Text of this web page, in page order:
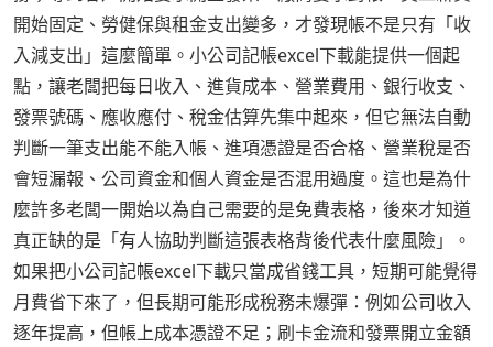
開始固定、勞健保與租金支出變多，才發現帳不是只有「收
入減支出」這麼簡單。小公司記帳excel下載能提供一個起
點，讓老闆把每日收入、進貨成本、營業費用、銀行收支、
發票號碼、應收應付、稅金估算先集中起來，但它無法自動
判斷一筆支出能不能入帳、進項憑證是否合格、營業稅是否
會短漏報、公司資金和個人資金是否混用過度。這也是為什
麼許多老闆一開始以為自己需要的是免費表格，後來才知道
真正缺的是「有人協助判斷這張表格背後代表什麼風險」。
如果把小公司記帳excel下載只當成省錢工具，短期可能覺得
月費省下來了，但長期可能形成稅務未爆彈：例如公司收入
逐年提高，但帳上成本憑證不足；刷卡金流和發票開立金額